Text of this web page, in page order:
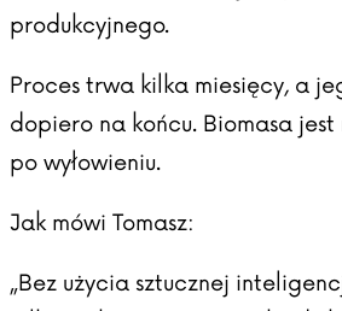
produkcyjnego.
Proces trwa kilka miesięcy, a
dopiero na końcu. Biomasa
po wyłowieniu.
Jak mówi Tomasz:
„Bez użycia sztucznej